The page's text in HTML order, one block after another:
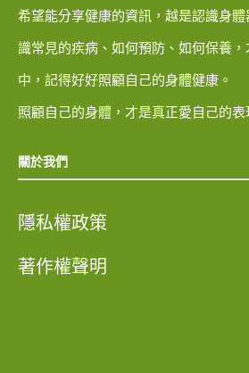
希望能分享健康的資訊，越是認識身
識常見的疾病、如何預防、如何保養
中，記得好好照顧自己的身體健康。
照顧自己的身體，才是真正愛自己的表
關於我們
隱私權政策
著作權聲明